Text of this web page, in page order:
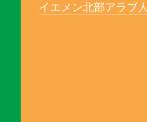
イエメン北部アラブ人